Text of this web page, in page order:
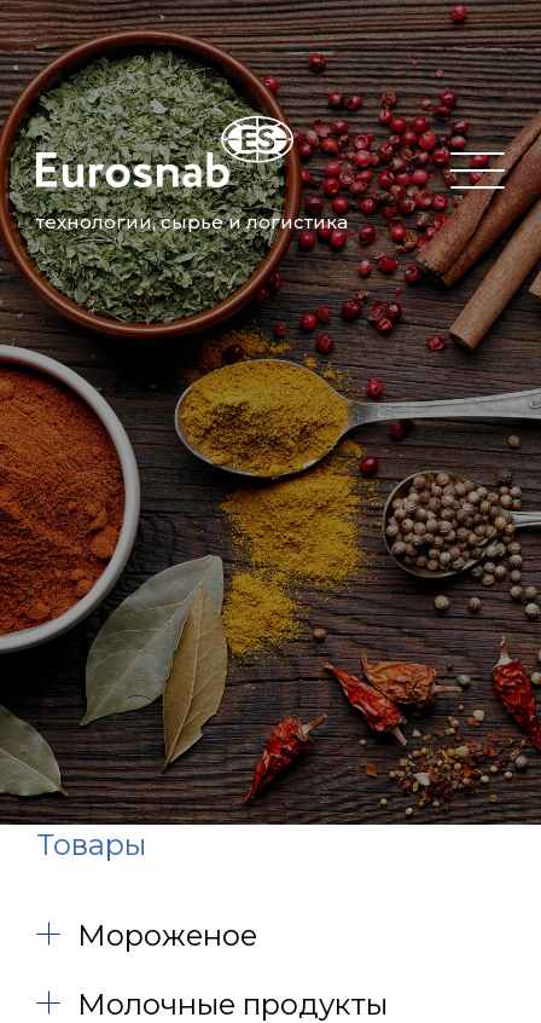
технологии, сырье и логистика
Товары
Мороженое
Молочные продукты